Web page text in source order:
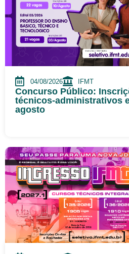
04/08/2026 IFMT
Concurso Público:
técnicos-administrativos
agosto